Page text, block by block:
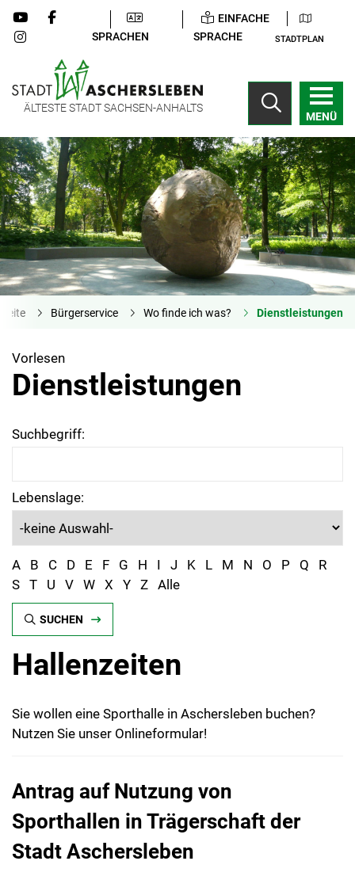
SPRACHEN
EINFACHE
SPRACHE
STADTPLAN
ÄLTESTE STADT SACHSEN-ANHALTS
MENÜ
Bürgerservice Wo finde ich was? Dienstleistungen
Vorlesen
Dienstleistungen
Suchbegriff:
Lebenslage:
A B C D E F G H I J K L M N O P Q
R
S T U V W X Y Z Alle
SUCHEN
Hallenzeiten
Sie wollen eine Sporthalle in Aschersleben buchen?
Nutzen Sie unser Onlineformular!
Antrag auf Nutzung von
Sporthallen in Trägerschaft der
Stadt Aschersleben